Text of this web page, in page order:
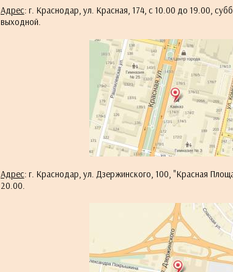
Адрес: г. Краснодар, ул. Красная, 174, с 10.00 до 19.00,
выходной.
Адрес: г. Краснодар, ул. Дзержинского, 100, "Красная
20.00.